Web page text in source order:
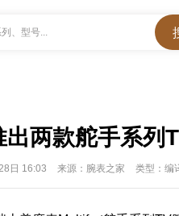
、型号...
两款舵手系列
日 16:03 来源：腕表之家 类型：编